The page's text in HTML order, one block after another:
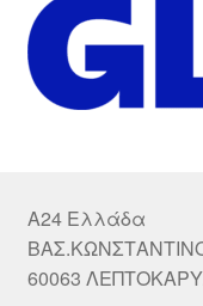
A24 Ελλάδα
60063